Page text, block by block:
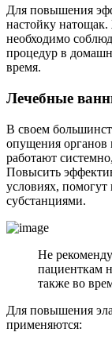
Для повышения
настойку
необходимо
процедур в
время.
Лечебные
В своем
опущения органов
работают
Повысить
условиях,
субстанциями.
Не
пациенткам
также во
Для повышения
применяются: